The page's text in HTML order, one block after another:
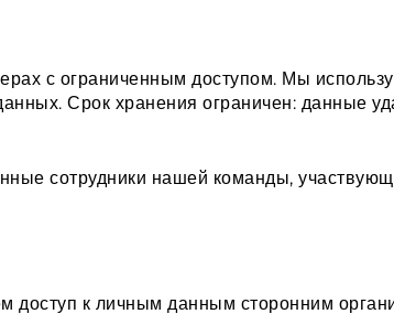
с ограниченным доступом. Мы
Срок хранения ограничен: данные
сотрудники нашей команды,
к личным данным сторонним